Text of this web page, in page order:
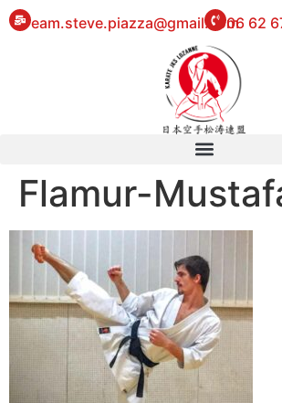
eam.steve.piazza@gmail.com06 62
Flamur-